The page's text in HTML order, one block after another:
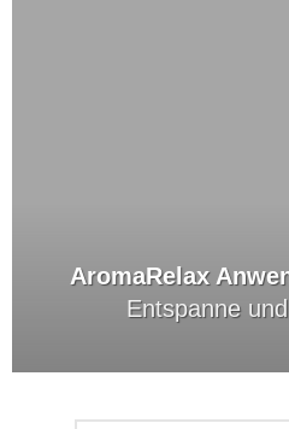
AromaRelax
Entspanne